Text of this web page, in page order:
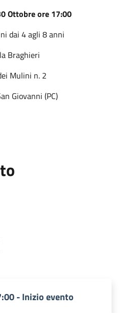
Ottobre ore 17:00
dai 4 agli 8 anni
Braghieri
Mulini n. 2
Giovanni (PC)
- Inizio evento